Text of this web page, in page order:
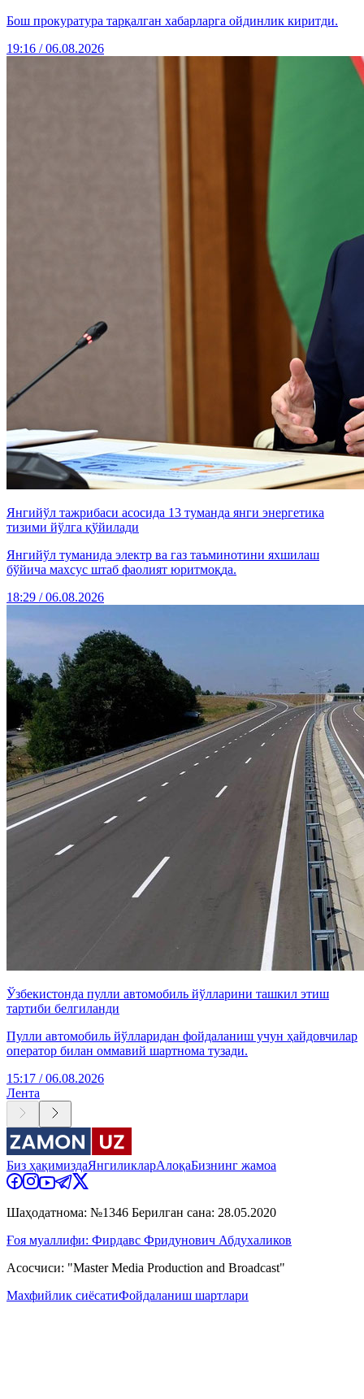
Бош прокуратура тарқалган хабарларга ойдинлик киритди.
19:16 / 06.08.2026
Янгийўл тажрибаси асосида 13 туманда янги энергетика
тизими йўлга қўйилади
Янгийўл туманида электр ва газ таъминотини яхшилаш
бўйича махсус штаб фаолият юритмоқда.
18:29 / 06.08.2026
Ўзбекистонда пулли автомобиль йўлларини ташкил этиш
тартиби белгиланди
Пулли автомобиль йўлларидан фойдаланиш учун ҳайдовчилар
оператор билан оммавий шартнома тузади.
15:17 / 06.08.2026
Лента
Биз ҳақимиздаЯнгиликларАлоқаБизнинг жамоа
Шаҳодатнома: №1346 Берилган сана: 28.05.2020
Ғоя муаллифи: Фирдавс Фридунович Абдухаликов
Асосчиси: "Master Media Production and Broadcast"
Махфийлик сиёсатиФойдаланиш шартлари